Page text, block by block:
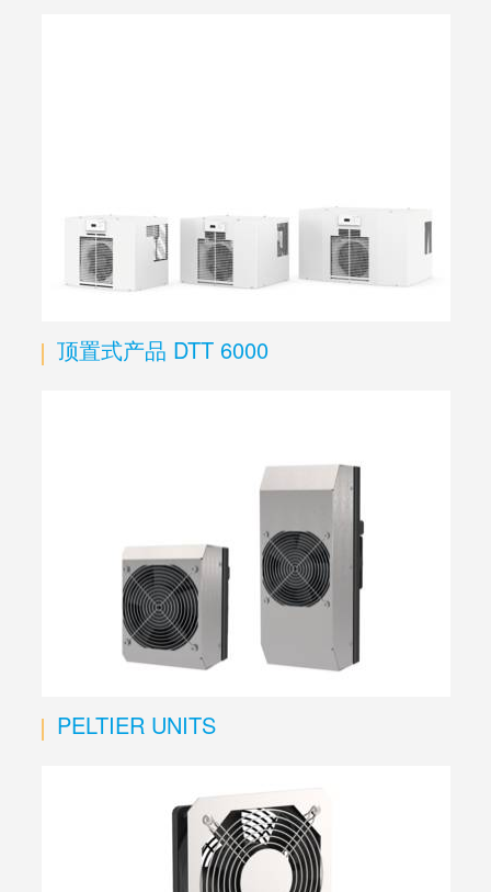
顶置式产品 DTT 6000
PELTIER UNITS